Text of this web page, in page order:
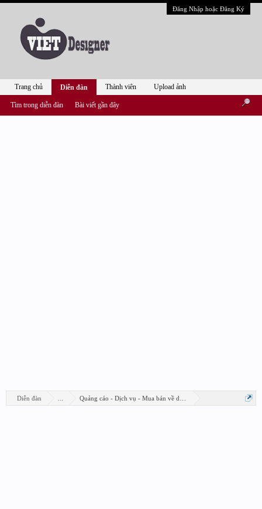
Đăng Nhập hoặc Đăng Ký
Diễn đàn Quảng cáo - Dịch vụ - Mua bán về design
Trang chủ Diễn đàn
Tìm trong diễn đàn Bài viết gần đây
Thành viên Upload ảnh